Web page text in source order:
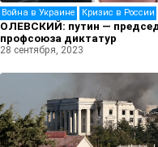
Война в Украине Кризис в России
ОЛЕВСКИЙ: путин —
профсоюза диктатур
28 сентября, 2023